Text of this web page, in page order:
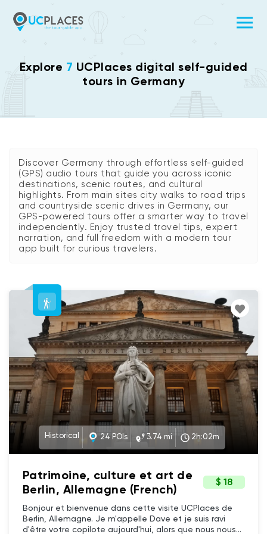
Explore 7 UCPlaces digital self-guided
tours in Germany
Discover Germany through effortless self-guided
(GPS) audio tours that guide you across iconic
destinations, scenic routes, and cultural
highlights. From main sites city walks to road trips
and countryside scenic drives in Germany, our
GPS-powered tours offer a smarter way to travel
independently. Enjoy trusted travel tips, expert
narration, and full freedom with a modern tour
app built for curious travelers.
Historical 24 POIs 3.74 mi 2h:02m
Patrimoine, culture et art de
Berlin, Allemagne (French)
$ 18
Bonjour et bienvenue dans cette visite UCPlaces de
Berlin, Allemagne. Je m'appelle Dave et je suis ravi
d'être votre copilote aujourd'hui, alors que nous nous